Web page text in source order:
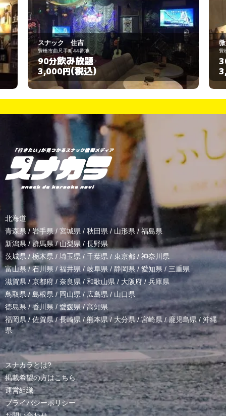
微笑
豊橋市松葉町2丁目32
30分飲み放題
3,000円 (税込)
北海道
青森県 / 岩手県/ 宮城県 / 秋田県 / 山形県/ 福島県
新潟県 /群馬県/山梨県 / 長野県
茨城県 / 栃木県 / 埼玉県 / 千葉県 / 東京都 / 神奈川県
富山県 /石川県/福井県/岐阜県 / 静岡県 / 愛知県 / 三重県
滋賀県 / 京都府 / 奈良県 / 和歌山県/ 大阪府 /兵庫県
鳥取県/ 島根県 /岡山県/ 広島県 / 山口県
徳島県 /香川県 / 愛媛県/高知県
福岡県/佐賀県/長崎県 /熊本県/ 大分県/宮崎県 /鹿児島県 / 沖縄
県
スナカラとは?
掲載希望の方はこちら
運営組織
プライバシーポリシー